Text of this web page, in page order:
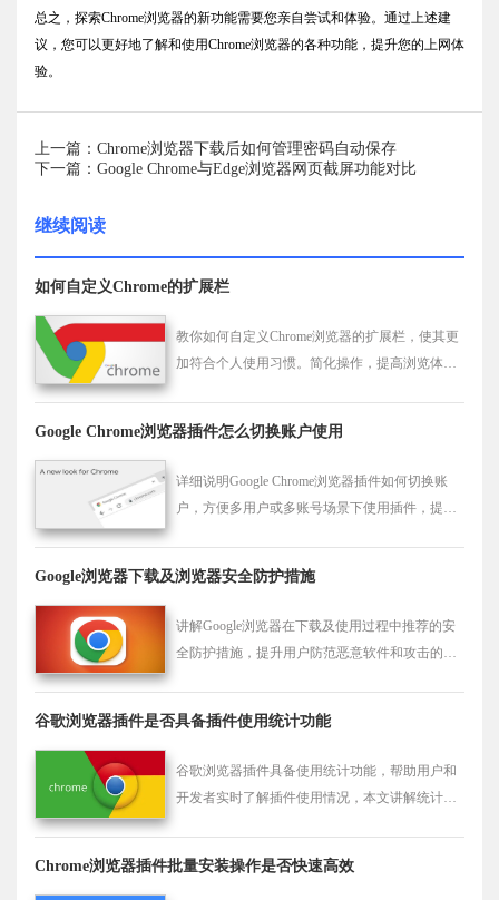
总之，探索Chrome浏览器的新功能需要您亲自尝试和体验。通过上述建
议，您可以更好地了解和使用Chrome浏览器的各种功能，提升您的上网体
验。
上一篇：Chrome浏览器下载后如何管理密码自动保存
下一篇：Google Chrome与Edge浏览器网页截屏功能对比
继续阅读
如何自定义Chrome的扩展栏
教你如何自定义Chrome浏览器的扩展栏，使其更
加符合个人使用习惯。简化操作，提高浏览体
Google Chrome浏览器插件怎么切换账户使用
详细说明Google Chrome浏览器插件如何切换账
户，方便多用户或多账号场景下使用插件，提升
Google浏览器下载及浏览器安全防护措施
讲解Google浏览器在下载及使用过程中推荐的安
全防护措施，提升用户防范恶意软件和攻击的能
谷歌浏览器插件是否具备插件使用统计功能
谷歌浏览器插件具备使用统计功能，帮助用户和
开发者实时了解插件使用情况，本文讲解统计数
Chrome浏览器插件批量安装操作是否快速高效